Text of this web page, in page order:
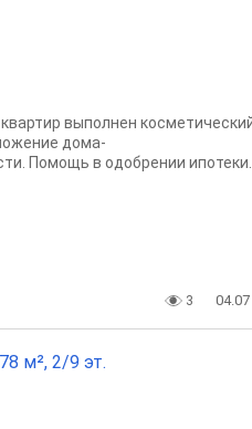
выполнен
дома-
Помощь в одобрении ипотеки.
3 04.07
м², 2/9 эт.